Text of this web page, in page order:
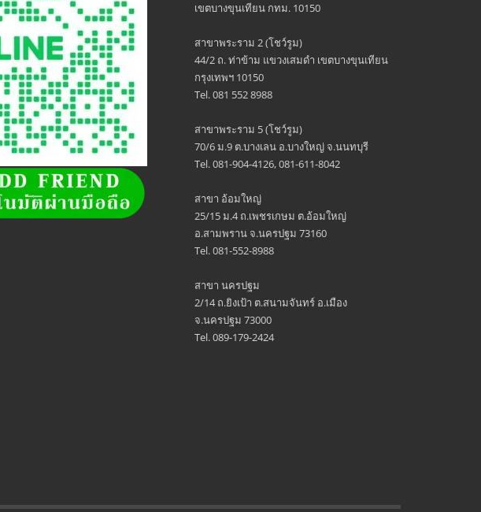
เขตบางขุนเทียน กทม. 10150
สาขาพระราม 2 (โชว์รูม)
44/2 ถ. ท่าข้าม แขวงเสมดำ เขตบางขุนเทียน
กรุงเทพฯ 10150
Tel. 081 552 8988
สาขาพระราม 5 (โชว์รูม)
70/6 ม.9 ต.บางเลน อ.บางใหญ่ จ.นนทบุรี
Tel. 081-904-4126, 081-611-8042
สาขา อ้อมใหญ่
25/15 ม.4 ถ.เพชรเกษม ต.อ้อมใหญ่
อ.สามพราน จ.นครปฐม 73160
Tel. 081-552-8988
สาขา นครปฐม
2/14 ถ.ยิงเป้า ต.สนามจันทร์ อ.เมือง
จ.นครปฐม 73000
Tel. 089-179-2424